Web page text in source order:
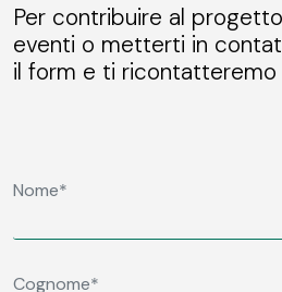
Per contribuire al
eventi o metterti in
il form e ti ricontatteremo